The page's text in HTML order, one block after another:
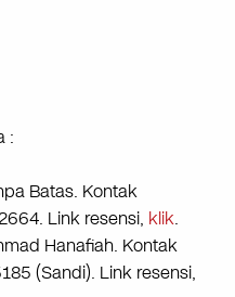
:
Batas. Kontak
Link resensi, klik.
Hanafiah. Kontak
(Sandi). Link resensi,